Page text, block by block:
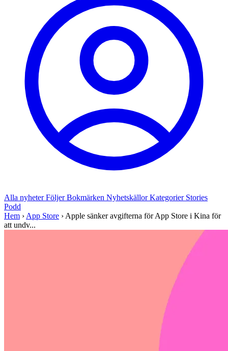
Alla nyheterFöljerBokmärken NyhetskällorKategorier Stories
Podd
Hem › App Store › Apple sänker avgifterna för App Store i Kina för
att undv...